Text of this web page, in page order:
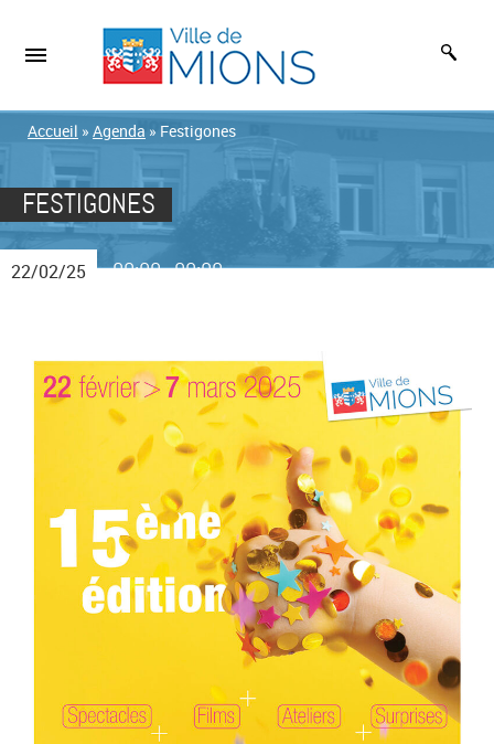
Accueil » Agenda » Festigones
FESTIGONES
22/02/25 00:00-00:00